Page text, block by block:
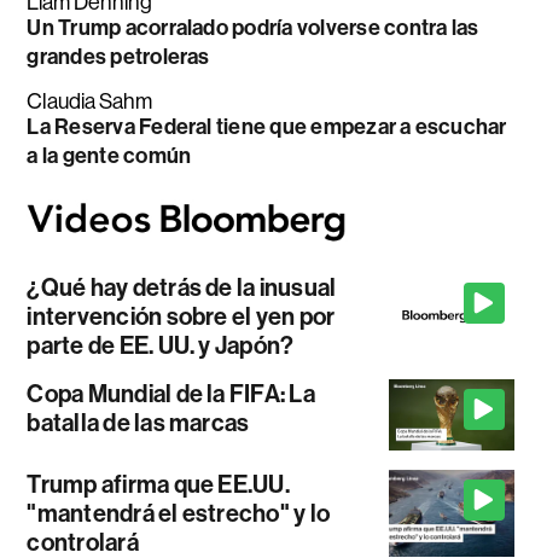
Un Trump acorralado podría volverse contra las
grandes petroleras
Claudia Sahm
La Reserva Federal tiene que empezar a escuchar
a la gente común
¿Qué hay detrás de la inusual
intervención sobre el yen por
parte de EE. UU. y Japón?
Copa Mundial de la FIFA: La
batalla de las marcas
Trump afirma que EE.UU.
"mantendrá el estrecho" y lo
controlará